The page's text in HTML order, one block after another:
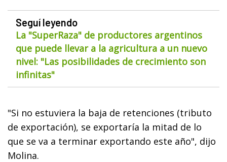
Seguí leyendo
La "SuperRaza" de productores argentinos
que puede llevar a la agricultura a un nuevo
nivel: "Las posibilidades de crecimiento son
infinitas"
"Si no estuviera la baja de retenciones (tributo
de exportación), se exportaría la mitad de lo
que se va a terminar exportando este año", dijo
Molina.